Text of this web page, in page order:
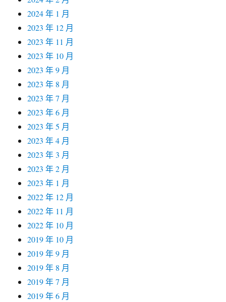
2024 年 1 月
2023 年 12 月
2023 年 11 月
2023 年 10 月
2023 年 9 月
2023 年 8 月
2023 年 7 月
2023 年 6 月
2023 年 5 月
2023 年 4 月
2023 年 3 月
2023 年 2 月
2023 年 1 月
2022 年 12 月
2022 年 11 月
2022 年 10 月
2019 年 10 月
2019 年 9 月
2019 年 8 月
2019 年 7 月
2019 年 6 月